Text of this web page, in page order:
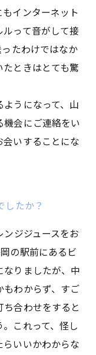
インターネット
って音がして接
たわけではなか
ときはとても驚
うになって、山
会にご連絡をい
いすることにな
したか？
ジジュースをお
の駅前にあるビ
りましたが、中
わからず、すご
合わせをすると
これって、怪し
いいかわからな